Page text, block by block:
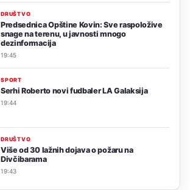
DRUŠTVO
Predsednica Opštine Kovin: Sve raspoložive
snage na terenu, u javnosti mnogo
dezinformacija
19:45
SPORT
Serhi Roberto novi fudbaler LA Galaksija
19:44
DRUŠTVO
Više od 30 lažnih dojava o požaru na
Divčibarama
19:43